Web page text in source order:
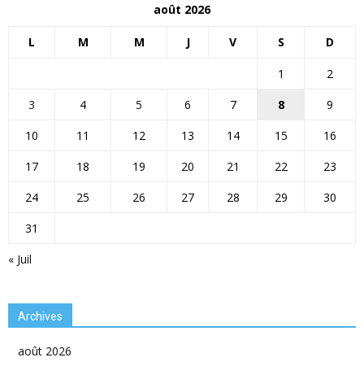
août 2026
L M M J V S D
« Juil
1
2
3
4 5 6 7 8
9
10
11 12 13 14 15
16
17
18 19 20 21 22
23
24
25 26 27 28 29
30
31
Archives
août 2026